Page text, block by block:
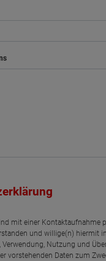
mit einer Kontaktaufnahme
und willige(n) hiermit
Verwendung, Nutzung und
vorstehenden Daten zum